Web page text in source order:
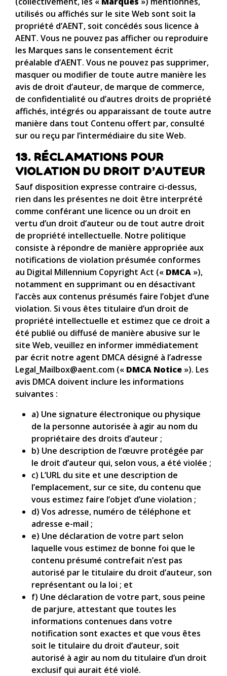
utilisés ou affichés sur le site Web sont soit la
propriété d’AENT, soit concédés sous licence à
AENT. Vous ne pouvez pas afficher ou reproduire
les Marques sans le consentement écrit
préalable d’AENT. Vous ne pouvez pas supprimer,
masquer ou modifier de toute autre manière les
avis de droit d’auteur, de marque de commerce,
de confidentialité ou d’autres droits de propriété
affichés, intégrés ou apparaissant de toute autre
manière dans tout Contenu offert par, consulté
sur ou reçu par l’intermédiaire du site Web.
13. RÉCLAMATIONS POUR
VIOLATION DU DROIT D’AUTEUR
Sauf disposition expresse contraire ci-dessus,
rien dans les présentes ne doit être interprété
comme conférant une licence ou un droit en
vertu d’un droit d’auteur ou de tout autre droit
de propriété intellectuelle. Notre politique
consiste à répondre de manière appropriée aux
notifications de violation présumée conformes
au Digital Millennium Copyright Act (« DMCA »),
notamment en supprimant ou en désactivant
l’accès aux contenus présumés faire l’objet d’une
violation. Si vous êtes titulaire d’un droit de
propriété intellectuelle et estimez que ce droit a
été publié ou diffusé de manière abusive sur le
site Web, veuillez en informer immédiatement
par écrit notre agent DMCA désigné à l’adresse
Legal_Mailbox@aent.com (« DMCA Notice »). Les
avis DMCA doivent inclure les informations
suivantes :
a) Une signature électronique ou physique
de la personne autorisée à agir au nom du
propriétaire des droits d’auteur ;
b) Une description de l’œuvre protégée par
le droit d’auteur qui, selon vous, a été violée ;
c) L’URL du site et une description de
l’emplacement, sur ce site, du contenu que
vous estimez faire l’objet d’une violation ;
d) Vos adresse, numéro de téléphone et
adresse e-mail ;
e) Une déclaration de votre part selon
laquelle vous estimez de bonne foi que le
contenu présumé contrefait n’est pas
autorisé par le titulaire du droit d’auteur, son
représentant ou la loi ; et
f) Une déclaration de votre part, sous peine
de parjure, attestant que toutes les
informations contenues dans votre
notification sont exactes et que vous êtes
soit le titulaire du droit d’auteur, soit
autorisé à agir au nom du titulaire d’un droit
exclusif qui aurait été violé.